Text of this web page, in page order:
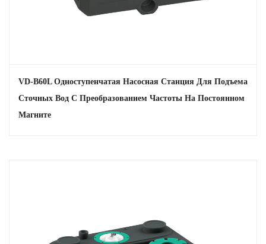
VD-B60L Одноступенчатая Насосная Станция Для Подъема
Сточных Вод С Преобразованием Частоты На Постоянном
Магните